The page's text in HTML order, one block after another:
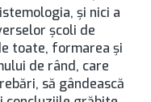
şi nici a
şcoli de
toate, formarea şi
de rând, care
să gândească